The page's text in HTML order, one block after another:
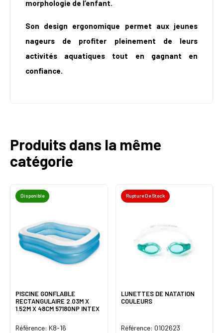
morphologie de l’enfant.
Son design ergonomique permet aux jeunes
nageurs de profiter pleinement de leurs
activités aquatiques tout en gagnant en
confiance.
Produits dans la même
catégorie
Disponible
PISCINE GONFLABLE
RECTANGULAIRE 2.03M X
1.52M X 48CM 57180NP INTEX
Référence: K8-16
Rupture De Stock
LUNETTES DE NATATION
COULEURS
Référence: 0102623